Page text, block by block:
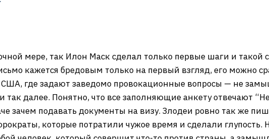
мере, так Илон Маск сделал только первые шаги и такой
кажется бредовым только на первый взгляд, его можно
США, где задают заведомо провокационные вопросы — не
так далее. Понятно, что все заполняющие анкету отвечают
зачем подавать документы на визу. Злодеи ровно так же
которые потратили чужое время и сделали глупость.